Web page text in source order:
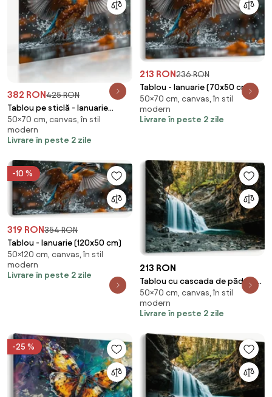
382 RON425 RON
Tablou pe sticlă - Ianuarie
(70x50 cm)
50×70 cm, canvas, în stil
modern
Livrare în peste 2 zile
213 RON236 RON
Tablou - Ianuarie (70x50 cm)
50×70 cm, canvas, în stil
modern
Livrare în peste 2 zile
-10 %
319 RON354 RON
Tablou - Ianuarie (120x50 cm)
50×120 cm, canvas, în stil
modern
Livrare în peste 2 zile
213 RON
Tablou cu cascada de pădure
(70x50 cm)
50×70 cm, canvas, în stil
modern
Livrare în peste 2 zile
-25 %